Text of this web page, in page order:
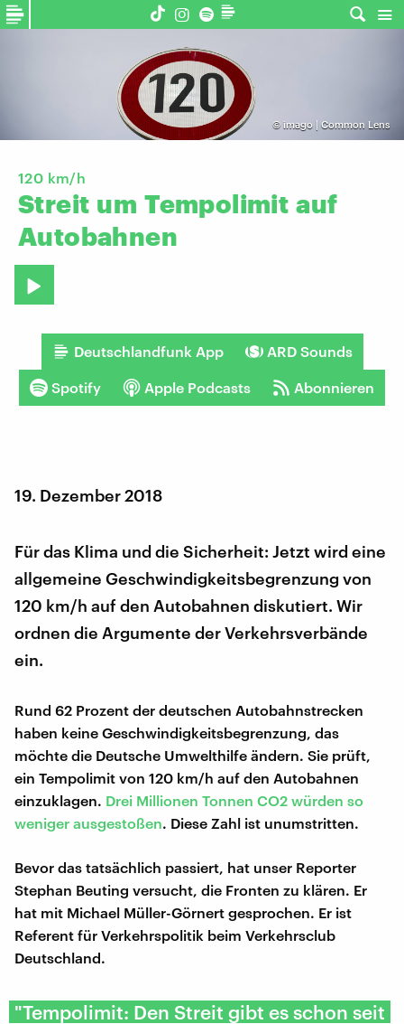
© imago | Common Lens
120 km/h
Streit um Tempolimit auf
Autobahnen
Deutschlandfunk App ARD Sounds
Spotify Apple Podcasts Abonnieren
19. Dezember 2018
Für das Klima und die Sicherheit: Jetzt wird eine
allgemeine Geschwindigkeitsbegrenzung von
120 km/h auf den Autobahnen diskutiert. Wir
ordnen die Argumente der Verkehrsverbände
ein.
Rund 62 Prozent der deutschen Autobahnstrecken
haben keine Geschwindigkeitsbegrenzung, das
möchte die Deutsche Umwelthilfe ändern. Sie prüft,
ein Tempolimit von 120 km/h auf den Autobahnen
einzuklagen. Drei Millionen Tonnen CO2 würden so
weniger ausgestoßen. Diese Zahl ist unumstritten.
Bevor das tatsächlich passiert, hat unser Reporter
Stephan Beuting versucht, die Fronten zu klären. Er
hat mit Michael Müller-Görnert gesprochen. Er ist
Referent für Verkehrspolitik beim Verkehrsclub
Deutschland.
"Tempolimit: Den Streit gibt es schon seit